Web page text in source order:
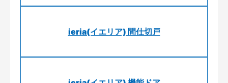
ieria(イエリア) 間仕切戸